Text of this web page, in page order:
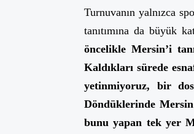
Turnuvanın yalnızca
tanıtımına da büyük
öncelikle Mersin’i
Kaldıkları sürede
yetinmiyoruz, bir
Döndüklerinde
bunu yapan tek yer